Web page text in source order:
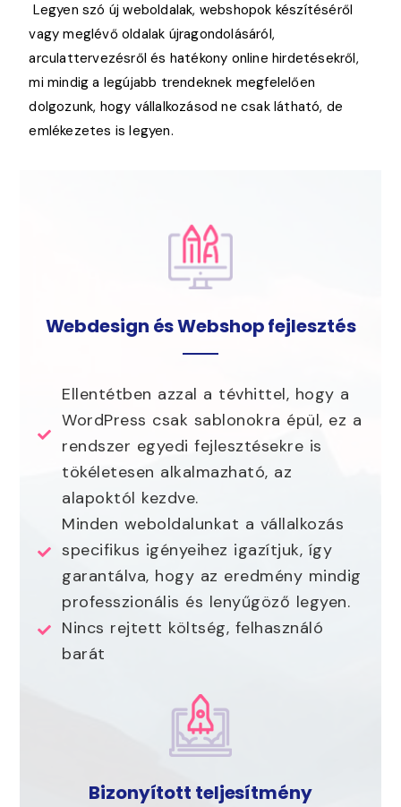
Legyen szó új weboldalak, webshopok készítéséről
vagy meglévő oldalak újragondolásáról,
arculattervezésről és hatékony online hirdetésekről,
mi mindig a legújabb trendeknek megfelelően
dolgozunk, hogy vállalkozásod ne csak látható, de
emlékezetes is legyen.
Webdesign és Webshop fejlesztés
Ellentétben azzal a tévhittel, hogy a
WordPress csak sablonokra épül, ez a
rendszer egyedi fejlesztésekre is
tökéletesen alkalmazható, az
alapoktól kezdve.
Minden weboldalunkat a vállalkozás
specifikus igényeihez igazítjuk, így
garantálva, hogy az eredmény mindig
professzionális és lenyűgöző legyen.
Nincs rejtett költség, felhasználó
barát
Bizonyított teljesítmény